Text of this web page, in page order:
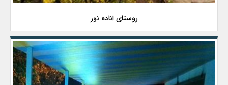
روستای اناده نور